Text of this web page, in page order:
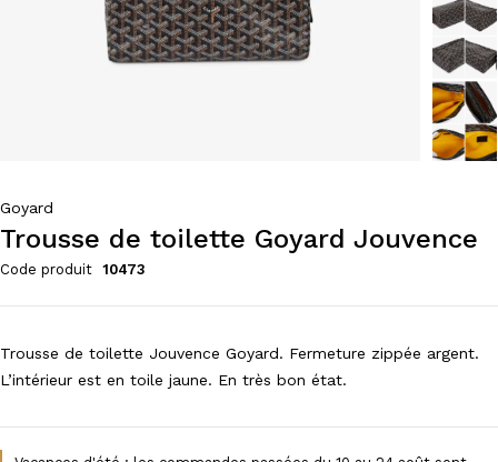
Goyard
Trousse de toilette Goyard Jouvence
Code produit 10473
Trousse de toilette Jouvence Goyard. Fermeture zippée argent.
L’intérieur est en toile jaune. En très bon état.